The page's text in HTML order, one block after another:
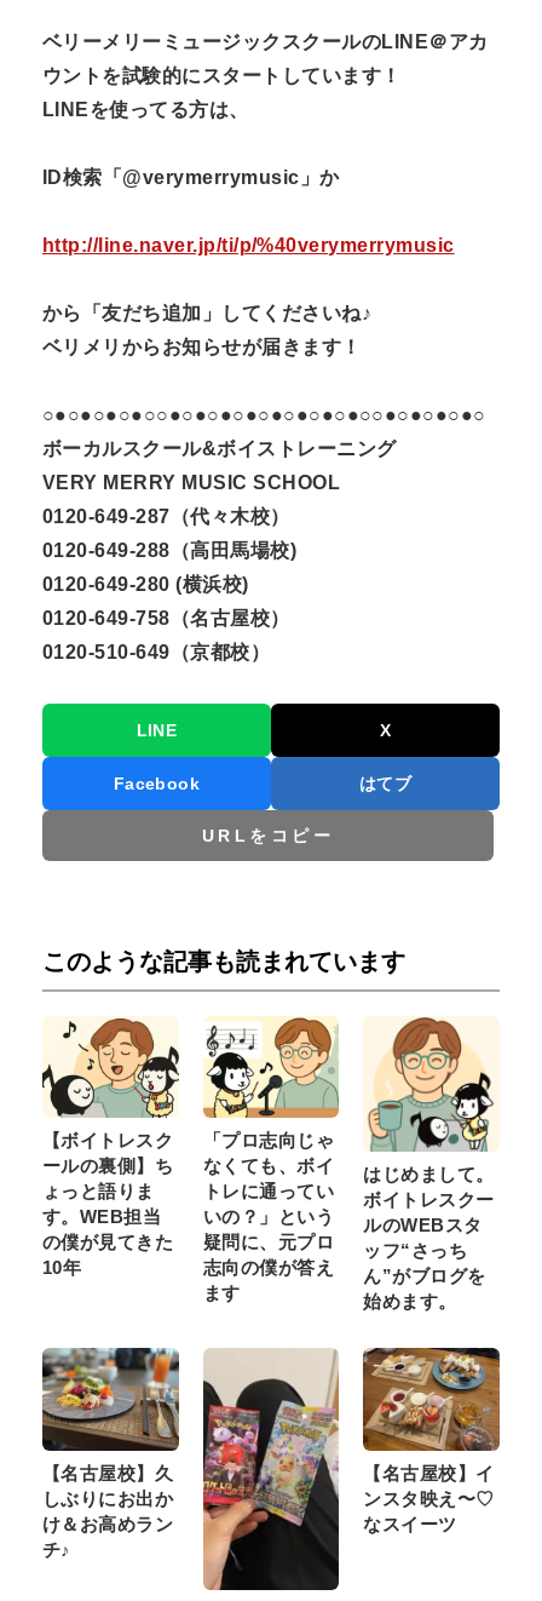
ベリーメリーミュージックスクールのLINE＠アカ
ウントを試験的にスタートしています！
LINEを使ってる方は、
ID検索「@verymerrymusic」か
http://line.naver.jp/ti/p/%40verymerrymusic
から「友だち追加」してくださいね♪
ベリメリからお知らせが届きます！
○●○●○●○●○○●○●○●○●○●○●○●○●○○●○●○●○●○
ボーカルスクール&ボイストレーニング
VERY MERRY MUSIC SCHOOL
0120-649-287（代々木校）
0120-649-288（高田馬場校)
0120-649-280 (横浜校)
0120-649-758（名古屋校）
0120-510-649（京都校）
LINE X
Facebook はてブ
URLをコピー
このような記事も読まれています
【ボイトレスク
ールの裏側】ち
ょっと語りま
す。WEB担当
の僕が見てきた
10年
「プロ志向じゃ
なくても、ボイ
トレに通ってい
いの？」という
疑問に、元プロ
志向の僕が答え
ます
はじめまして。
ボイトレスクー
ルのWEBスタ
ッフ“さっち
ん”がブログを
始めます。
【名古屋校】久
しぶりにお出か
け＆お高めラン
チ♪
【名古屋校】イ
ンスタ映え〜♡
なスイーツ